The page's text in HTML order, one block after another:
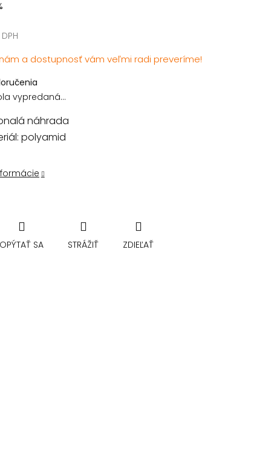
a dostupnosť vám veľmi radi preveríme!
vypredaná…
náhrada
polyamid
OPÝTAŤ SA STRÁŽIŤ ZDIEĽAŤ